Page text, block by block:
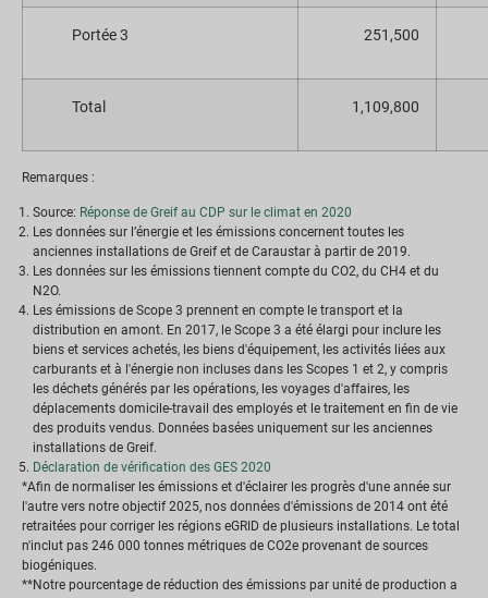
Portée 3 251,500
Total 1,109,800
Remarques :
Source: Réponse de Greif au CDP sur le climat en 2020
Les données sur l’énergie et les émissions concernent toutes les
anciennes installations de Greif et de Caraustar à partir de 2019.
Les données sur les émissions tiennent compte du CO2, du CH4 et du
N2O.
Les émissions de Scope 3 prennent en compte le transport et la
distribution en amont. En 2017, le Scope 3 a été élargi pour inclure les
biens et services achetés, les biens d'équipement, les activités liées aux
carburants et à l'énergie non incluses dans les Scopes 1 et 2, y compris
les déchets générés par les opérations, les voyages d'affaires, les
déplacements domicile-travail des employés et le traitement en fin de vie
des produits vendus. Données basées uniquement sur les anciennes
installations de Greif.
Déclaration de vérification des GES 2020
*Afin de normaliser les émissions et d'éclairer les progrès d'une année sur
l'autre vers notre objectif 2025, nos données d'émissions de 2014 ont été
retraitées pour corriger les régions eGRID de plusieurs installations. Le total
n'inclut pas 246 000 tonnes métriques de CO2e provenant de sources
biogéniques.
**Notre pourcentage de réduction des émissions par unité de production a